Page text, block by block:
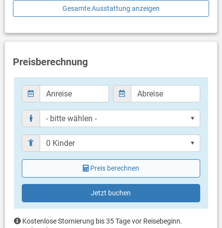
Geschirrspülmaschine
- keine Angaben -
Badezimmer
Balkon & Terrasse
- keine Angaben -
Weitere Informationen
Grill vorhanden
Privater Parkplatz auf dem Grundstück
Haustier nicht erlaubt
Heizung
Klimaanlage im Preis inklusive
Eigentümer lebt im gleichen Haus
Bettwäsche vorhanden
Handtücher vorhanden
Waschmaschine in der Unterkunft
Internet per WLAN
Gesamte Ausstattung anzeigen
Preisberechnung
Preis berechnen
Jetzt buchen
Kostenlose Stornierung bis 35 Tage vor Reisebeginn.